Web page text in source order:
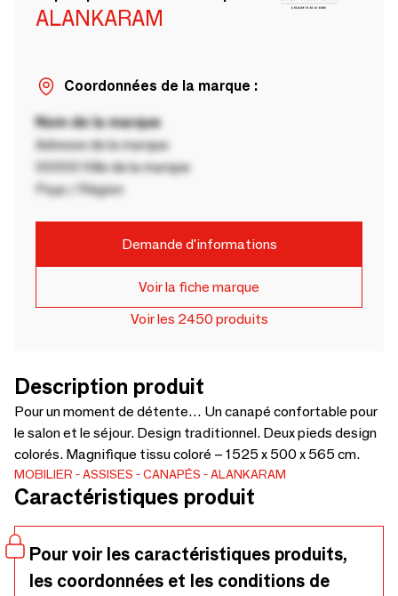
ALANKARAM
Coordonnées de la marque :
Nom de la marque
Adresse de la marque
00000 Ville de la marque
Pays / Région
Demande d'informations
Voir la fiche marque
Voir les 2450 produits
Description produit
Pour un moment de détente… Un canapé confortable pour
le salon et le séjour. Design traditionnel. Deux pieds design
colorés. Magnifique tissu coloré – 1525 x 500 x 565 cm.
MOBILIER ASSISES CANAPÉS ALANKARAM
Caractéristiques produit
Pour voir les caractéristiques produits,
les coordonnées et les conditions de